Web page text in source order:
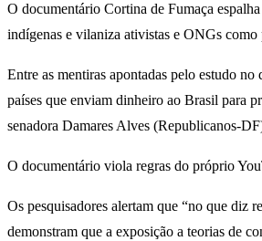
O documentário Cortina de Fumaça
indígenas e vilaniza ativistas e ONGs
Entre as mentiras apontadas pelo estudo
países que enviam dinheiro ao Brasil para
senadora Damares Alves (Republicanos-
O documentário viola regras do próprio
Os pesquisadores alertam que “no que diz
demonstram que a exposição a teorias de